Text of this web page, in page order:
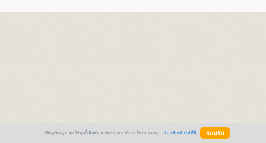
BlogGang.com ใช้คุกกี้เพื่อพัฒนาประสบการณ์การใช้งานของคุณ อ่านเพิ่มเติมได้ที่นี่